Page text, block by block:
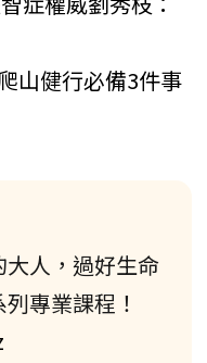
山健行必備3件事
人，過好生命
專業課程！